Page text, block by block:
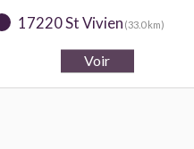
17220 St Vivien (33.0 km)